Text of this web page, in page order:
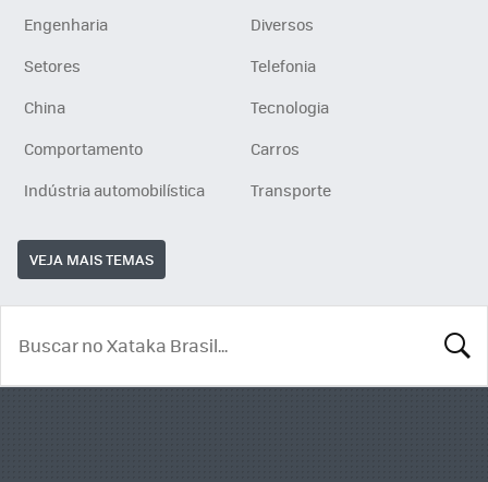
Engenharia
Diversos
Setores
Telefonia
China
Tecnologia
Comportamento
Carros
Indústria automobilística
Transporte
VEJA MAIS TEMAS